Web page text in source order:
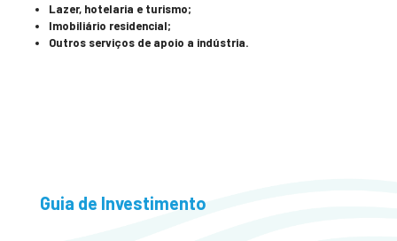
Lazer, hotelaria e turismo;
Imobiliário residencial;
Outros serviços de apoio a indústria.
Guia de Investimento